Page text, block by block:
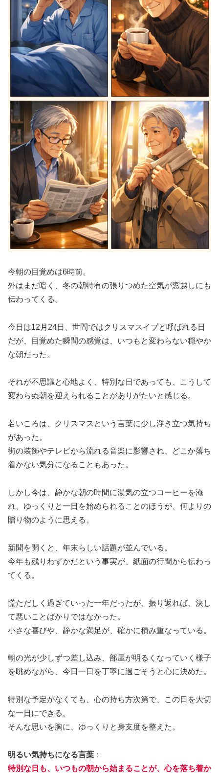
今朝の目覚めは6時前。
外はまだ暗く、冬の朝特有の張りつめた空気が窓越しにも
伝わってくる。
今日は12月24日、世間ではクリスマスイブと呼ばれる日
だが、目覚めた瞬間の感覚は、いつもと変わらない穏やか
な朝だった。
それが不思議と心地よく、特別な日であっても、こうして
変わらぬ朝を迎えられることがありがたいと感じる。
若いころは、クリスマスという言葉に少し浮き立つ気持ち
があった。
街の装飾やテレビから流れる音楽に影響され、どこか落ち
着かない気分になることもあった。
しかし今は、静かな朝の時間に湯気の立つコーヒーを淹
れ、ゆっくりと一日を始められることのほうが、何よりの
贈り物のように思える。
新聞を開くと、年末らしい話題が並んでいる。
今年も残りわずかだという事実が、紙面の行間から伝わっ
てくる。
慌ただしく過ぎていった一年だったが、振り返れば、決し
て悪いことばかりではなかった。
小さな喜びや、静かな満足が、確かに積み重なっている。
朝の光が少しずつ差し込み、部屋が明るくなっていく様子
を眺めながら、今日一日を丁寧に過ごそうと心に決めた。
特別な予定がなくても、心の持ち方次第で、この日を大切
な一日にできる。
そんな思いを胸に、ゆっくりと身支度を整えた。
明るい気持ちになる言葉 ：
特別な日も、いつもの朝から始まることが、心を落ち着か